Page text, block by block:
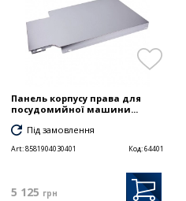
Панель корпусу права для
посудомийної машини...
Під замовлення
Art:8581904030401 Код:64401
5 125 грн